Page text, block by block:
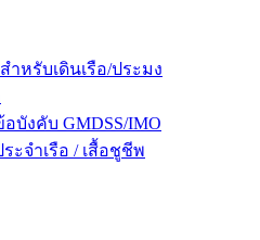
ำหรับเดินเรือ/ประมง
บังคับ GMDSS/IMO
จำเรือ / เสื้อชูชีพ